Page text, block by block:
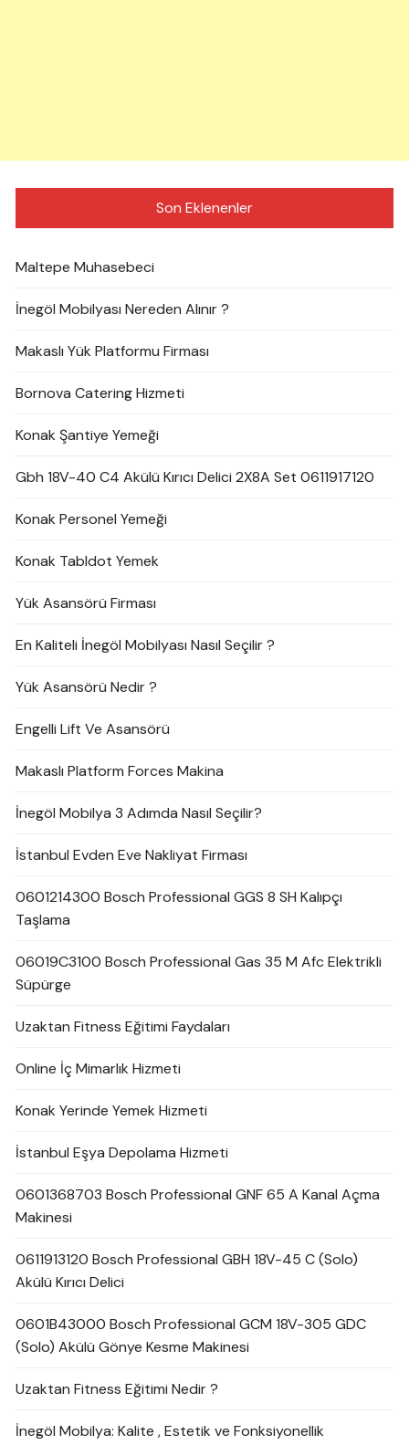
Son Eklenenler
Maltepe Muhasebeci
İnegöl Mobilyası Nereden Alınır ?
Makaslı Yük Platformu Firması
Bornova Catering Hizmeti
Konak Şantiye Yemeği
Gbh 18V-40 C4 Akülü Kırıcı Delici 2X8A Set 0611917120
Konak Personel Yemeği
Konak Tabldot Yemek
Yük Asansörü Firması
En Kaliteli İnegöl Mobilyası Nasıl Seçilir ?
Yük Asansörü Nedir ?
Engelli Lift Ve Asansörü
Makaslı Platform Forces Makina
İnegöl Mobilya 3 Adımda Nasıl Seçilir?
İstanbul Evden Eve Nakliyat Firması
0601214300 Bosch Professional GGS 8 SH Kalıpçı
Taşlama
06019C3100 Bosch Professional Gas 35 M Afc Elektrikli
Süpürge
Uzaktan Fitness Eğitimi Faydaları
Online İç Mimarlık Hizmeti
Konak Yerinde Yemek Hizmeti
İstanbul Eşya Depolama Hizmeti
0601368703 Bosch Professional GNF 65 A Kanal Açma
Makinesi
0611913120 Bosch Professional GBH 18V-45 C (Solo)
Akülü Kırıcı Delici
0601B43000 Bosch Professional GCM 18V-305 GDC
(Solo) Akülü Gönye Kesme Makinesi
Uzaktan Fitness Eğitimi Nedir ?
İnegöl Mobilya: Kalite , Estetik ve Fonksiyonellik